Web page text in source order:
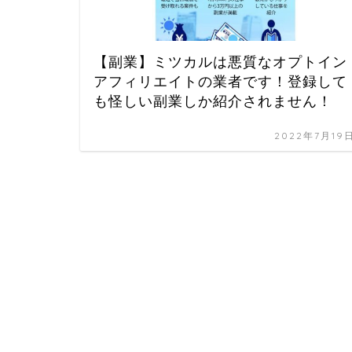
【副業】ミツカルは悪質なオプトイン
アフィリエイトの業者です！登録して
も怪しい副業しか紹介されません！
2022年7月19